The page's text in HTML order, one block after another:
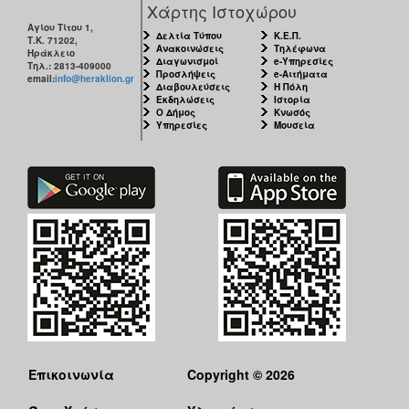
ΤΟΠΟΣ
ΜΑΣ
Αγίου Τίτου 1,
Τ.Κ. 71202,
Ηράκλειο
Τηλ.: 2813-409000
email:info@heraklion.gr
Χάρτης Ιστοχώρου
Δελτία Τύπου
Ανακοινώσεις
Διαγωνισμοί
Προσλήψεις
Διαβουλεύσεις
Εκδηλώσεις
Ο Δήμος
Υπηρεσίες
Κ.Ε.Π.
Τηλέφωνα
e-Υπηρεσίες
e-Αιτήματα
Η Πόλη
Ιστορία
Κνωσός
Μουσεία
Επικοινωνία
Copyright © 2026